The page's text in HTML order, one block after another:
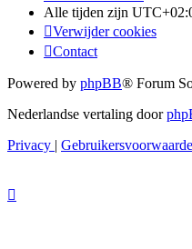
Alle tijden zijn
Verwijder cookies
Contact
Powered by phpBB® Forum
Nederlandse vertaling door
Privacy |